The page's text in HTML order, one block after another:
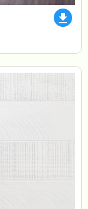
file_download